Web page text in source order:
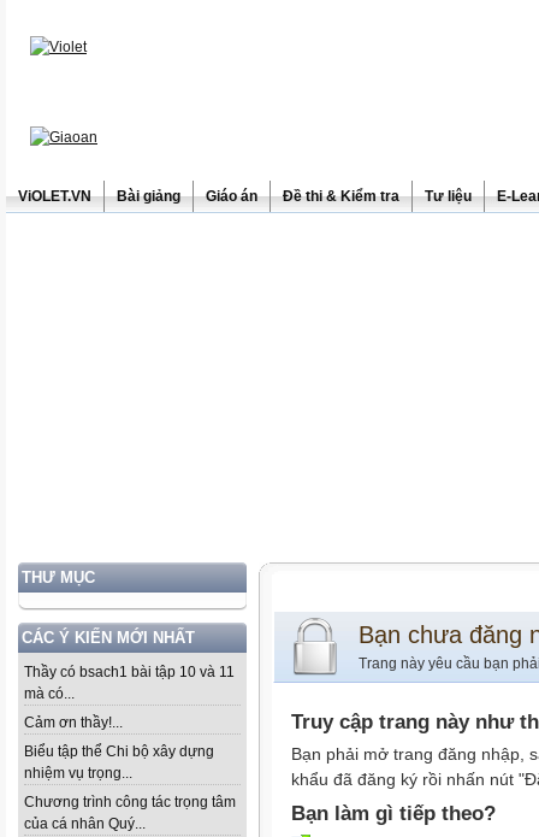
ViOLET.VN Bài giảng Giáo án Đề thi & Kiểm tra Tư liệu E-
THƯ MỤC
CÁC Ý KIẾN MỚI NHẤT
Thầy có bsach1 bài tập 10 và 11
mà có...
Cảm ơn thầy!...
Biểu tập thể Chi bộ xây dựng
nhiệm vụ trọng...
Chương trình công tác trọng tâm
của cá nhân Quý...
Bạn chưa đăng
Trang này yêu cầu bạn
Truy cập trang này như
Bạn phải mở trang đăng nhập,
khẩu đã đăng ký rồi nhấn nút
Bạn làm gì tiếp theo?